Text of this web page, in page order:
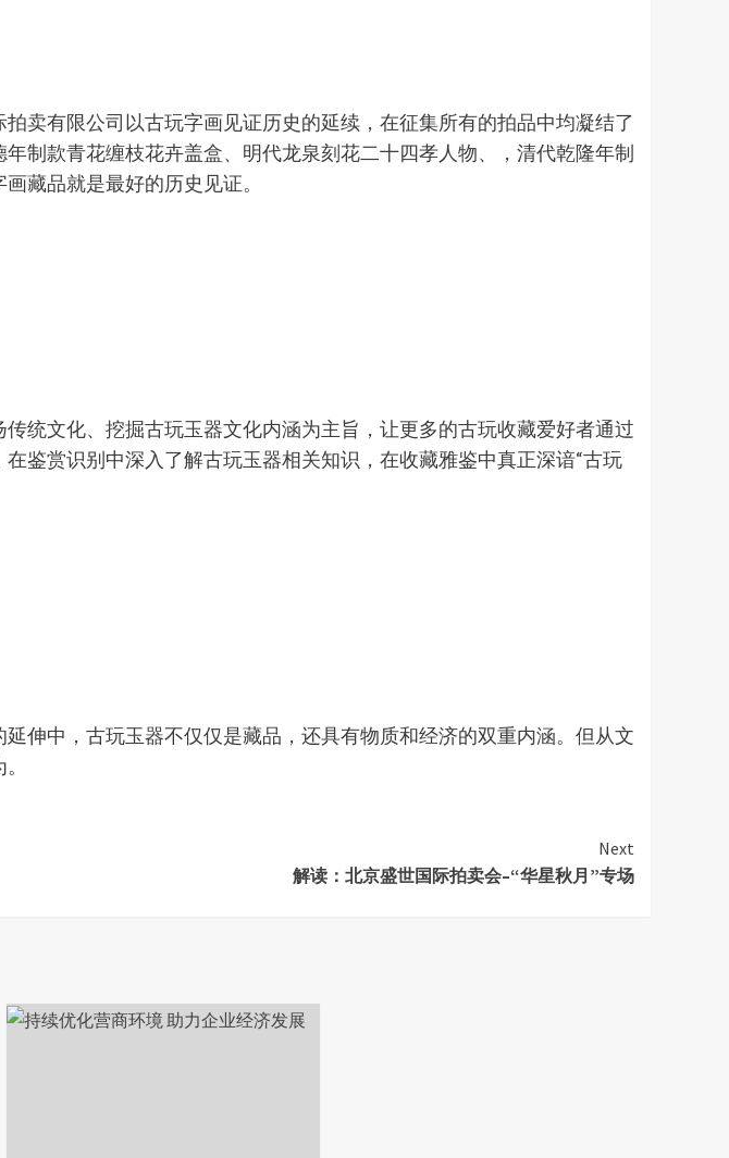
卖有限公司以古玩字画见证历史的延续，在征集所有的拍品中均凝结了
制款青花缠枝花卉盖盒、明代龙泉刻花二十四孝人物、，清代乾隆年制
藏品就是最好的历史见证。
统文化、挖掘古玩玉器文化内涵为主旨，让更多的古玩收藏爱好者通过
鉴赏识别中深入了解古玩玉器相关知识，在收藏雅鉴中真正深谙“古玩
伸中，古玩玉器不仅仅是藏品，还具有物质和经济的双重内涵。但从文
Next
解读：北京盛世国际拍卖会–“华星秋月”专场